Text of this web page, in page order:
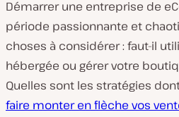
Démarrer une entreprise de
période passionnante et
choses à considérer : faut-il
hébergée ou gérer votre
Quelles sont les stratégies
faire monter en flèche vos